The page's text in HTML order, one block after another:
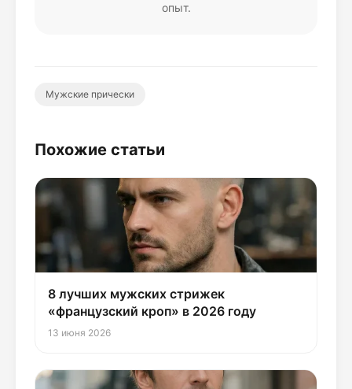
опыт.
Мужские прически
Похожие статьи
8 лучших мужских стрижек
«французский кроп» в 2026 году
13 июня 2026